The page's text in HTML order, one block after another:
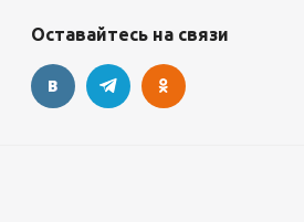
Оставайтесь на связи